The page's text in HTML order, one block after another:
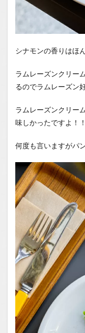
シナモンの香りはほ
ラムレーズンクリー
るのでラムレーズン
ラムレーズンクリー
味しかったですよ！！
何度も言いますがパ